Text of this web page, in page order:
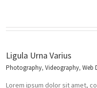
Ligula Urna Varius
Photography, Videography, Web
Lorem ipsum dolor sit amet,